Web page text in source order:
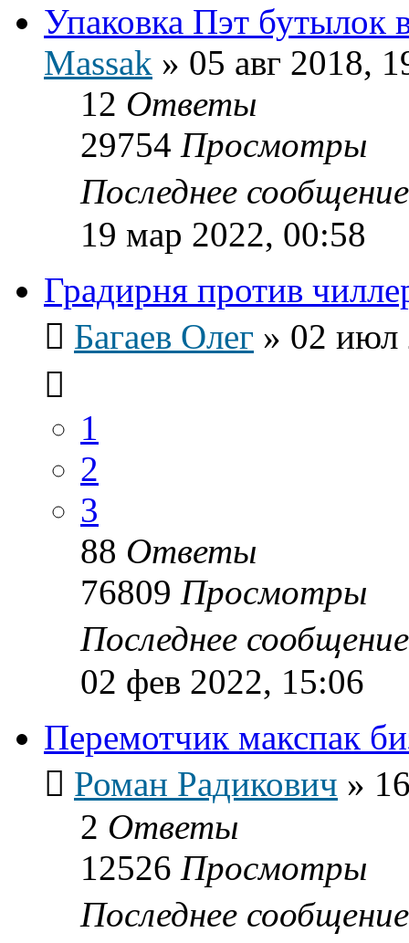
Упаковка Пэт бутылок
Massak » 05 авг 2018,
12 Ответы
29754 Просмотры
Последнее
19 мар 2022, 00:58
Градирня против
Багаев Олег » 02 июл
1
2
3
88 Ответы
76809 Просмотры
Последнее
02 фев 2022, 15:06
Перемотчик макспак
Роман Радикович »
2 Ответы
12526 Просмотры
Последнее